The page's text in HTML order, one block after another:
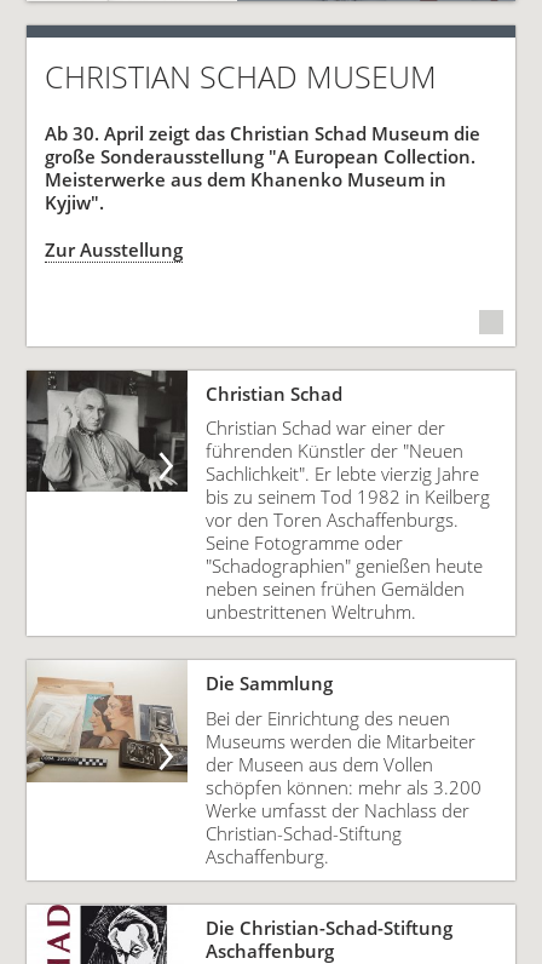
CHRISTIAN SCHAD MUSEUM
Ab 30. April zeigt das Christian Schad Museum die
große Sonderausstellung "A European Collection.
Meisterwerke aus dem Khanenko Museum in
Kyjiw".
Zur Ausstellung
Christian Schad
Christian Schad war einer der
führenden Künstler der "Neuen
Sachlichkeit". Er lebte vierzig Jahre
bis zu seinem Tod 1982 in Keilberg
vor den Toren Aschaffenburgs.
Seine Fotogramme oder
"Schadographien" genießen heute
neben seinen frühen Gemälden
unbestrittenen Weltruhm.
Die Sammlung
Bei der Einrichtung des neuen
Museums werden die Mitarbeiter
der Museen aus dem Vollen
schöpfen können: mehr als 3.200
Werke umfasst der Nachlass der
Christian-Schad-Stiftung
Aschaffenburg.
Die Christian-Schad-Stiftung
Aschaffenburg